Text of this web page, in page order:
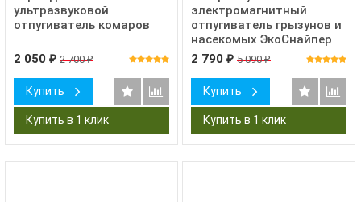
ультразвуковой
отпугиватель комаров
2 050 ₽ 2 700₽
Купить
электромагнитный
отпугиватель грызунов и
насекомых ЭкоСнайпер
AN-A325
2 790 ₽ 5 090₽
Купить